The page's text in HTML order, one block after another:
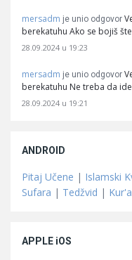
mersadm je unio odgovor
berekatuhu Ako se bojiš
28.09.2024 u 19:23
mersadm je unio odgovor
berekatuhu Ne treba da
28.09.2024 u 19:21
ANDROID
Pitaj Učene | Islamski
Sufara | Tedžvid |
APPLE iOS